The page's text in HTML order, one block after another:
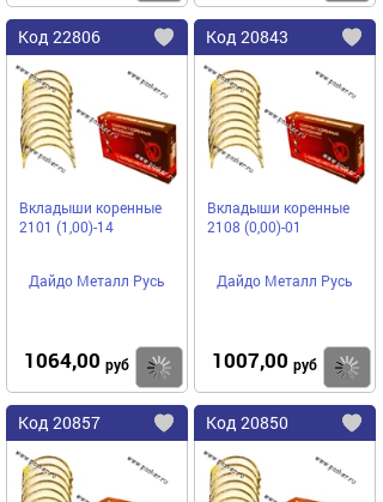
Код 22806
Добавить
избранное
Вкладыши коренные
2101 (1,00)-14
Дайдо Металл Русь
1064,00 руб Купить
Код 20843
Вкладыши коренные
2108 (0,00)-01
Дайдо Металл Русь
1007,00 руб
Код 20857
Добавить
избранное
Код 20850